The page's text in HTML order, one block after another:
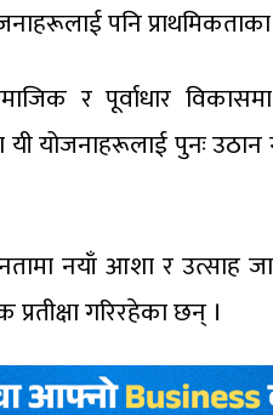
पनि
र पूर्वाधार
पुनः उठान
नयाँ आशा र
गरिरहेका छन् ।